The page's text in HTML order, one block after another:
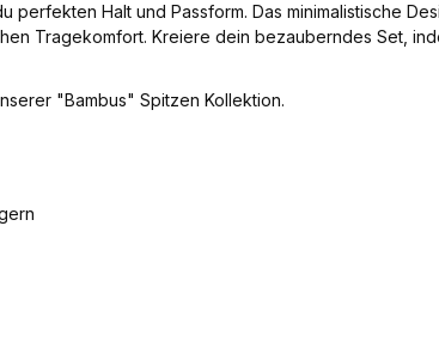
perfekten Halt und Passform. Das minimalistische
Tragekomfort. Kreiere dein bezauberndes Set,
"Bambus" Spitzen Kollektion.